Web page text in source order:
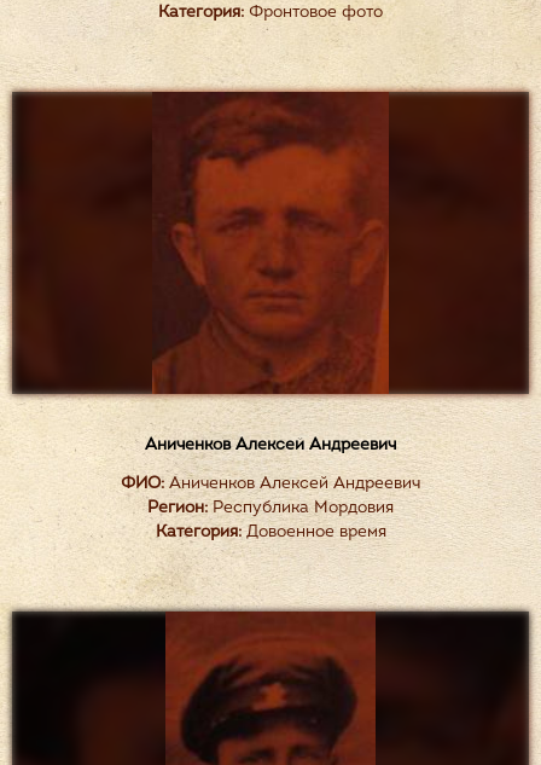
Категория: Фронтовое фото
Аниченков Алексей Андреевич
ФИО: Аниченков Алексей Андреевич
Регион: Республика Мордовия
Категория:Довоенное время